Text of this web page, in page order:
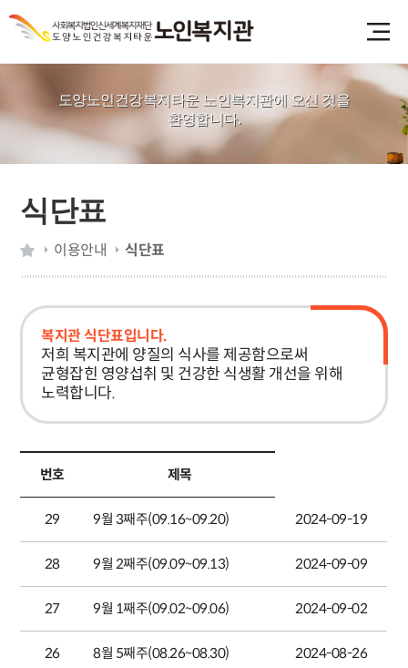
도양노인건강복지타운 노인복지관에 오신 것을
환영합니다.
식단표
이용안내 식단표
복지관 식단표입니다.
저희 복지관에 양질의 식사를 제공함으로써
균형잡힌 영양섭취 및 건강한 식생활 개선을 위해
노력합니다.
번호 제목
29 9월 3째주(09.16~09.20) 2024-09-19
28 9월 2째주(09.09~09.13) 2024-09-09
27 9월 1째주(09.02~09.06) 2024-09-02
26 8월 5째주(08.26~08.30) 2024-08-26